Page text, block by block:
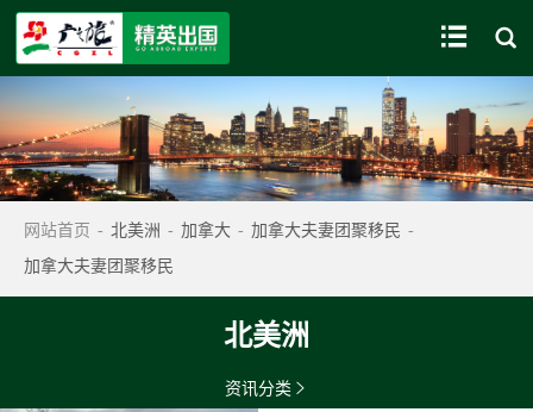
 
网站首页 - 北美洲 - 加拿大 - 加拿大夫妻团聚移民 -
加拿大夫妻团聚移民
北美洲
资讯分类 